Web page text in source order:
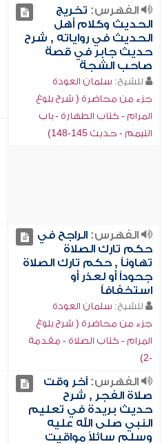
الفهرس: تخريج
الحديث وكلام أهل
الحديث في رواياته , شرح
حديث جابر في قصة
صاحب الشجة
للشيخ: سلمان العودة
جزء من محاضرة ( شرح بلوغ
المرام - كتاب الطهارة - باب
التيمم - حديث 145-148)
الفهرس:الراجح في
حكم تارك الصلاة
تهاوناً , حكم تارك الصلاة
جحوداً أو لعذر أو
استخفافاً
للشيخ: سلمان العودة
جزء من محاضرة ( شرح بلوغ
المرام - كتاب الصلاة - مقدمة
-2)
الفهرس:آخر وقت
صلاة الفجر , شرح
حديث بريدة في تعليم
النبي صلى الله عليه
وسلم سائلاً مواقيت